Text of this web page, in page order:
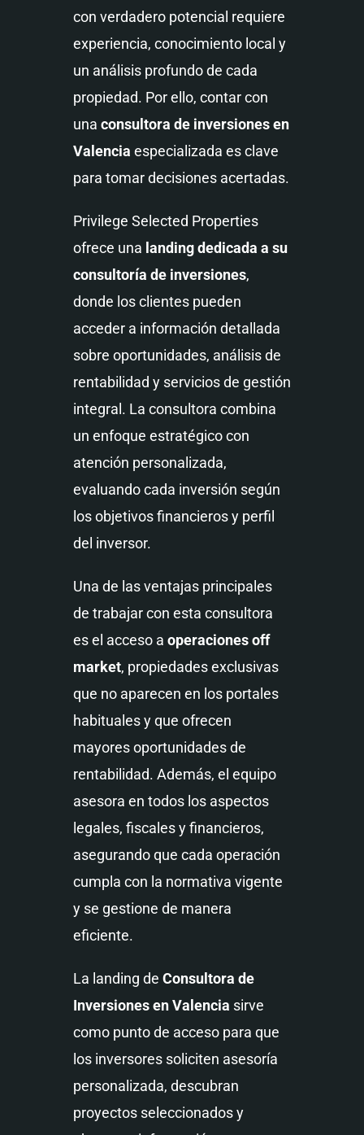
con verdadero potencial requiere
experiencia, conocimiento local y
un análisis profundo de cada
propiedad. Por ello, contar con
una consultora de inversiones en
Valencia especializada es clave
para tomar decisiones acertadas.
Privilege Selected Properties
ofrece una landing dedicada a su
consultoría de inversiones,
donde los clientes pueden
acceder a información detallada
sobre oportunidades, análisis de
rentabilidad y servicios de gestión
integral. La consultora combina
un enfoque estratégico con
atención personalizada,
evaluando cada inversión según
los objetivos financieros y perfil
del inversor.
Una de las ventajas principales
de trabajar con esta consultora
es el acceso a operaciones off
market, propiedades exclusivas
que no aparecen en los portales
habituales y que ofrecen
mayores oportunidades de
rentabilidad. Además, el equipo
asesora en todos los aspectos
legales, fiscales y financieros,
asegurando que cada operación
cumpla con la normativa vigente
y se gestione de manera
eficiente.
La landing de Consultora de
Inversiones en Valencia sirve
como punto de acceso para que
los inversores soliciten asesoría
personalizada, descubran
proyectos seleccionados y